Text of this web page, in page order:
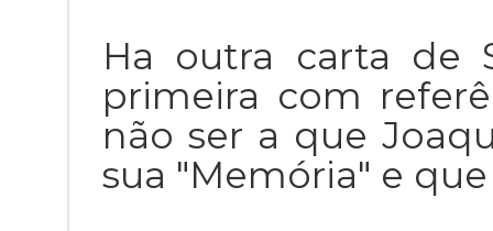
Ha outra carta de
primeira com
não ser a que
sua "Memória" e